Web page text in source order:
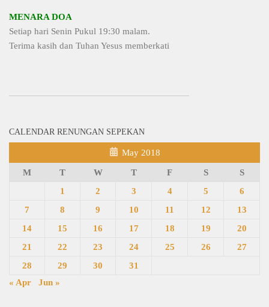
MENARA DOA
Setiap hari Senin Pukul 19:30 malam.
Terima kasih dan Tuhan Yesus memberkati
CALENDAR RENUNGAN SEPEKAN
May 2018
M T W T F S
S
1
2 3 4 5
6
7
8 9 10 11 12
13
14
15 16 17 18 19
20
21
22 23 24 25 26
27
28
29 30
31
« Apr
Jun »